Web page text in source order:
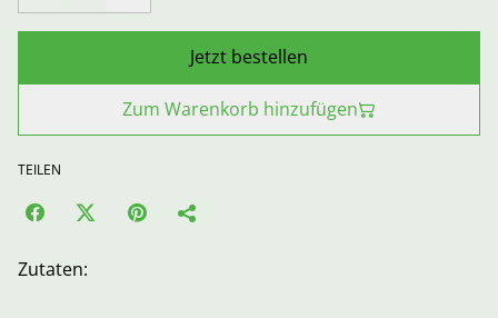
Jetzt bestellen
Zum Warenkorb hinzufügen
TEILEN
Zutaten: